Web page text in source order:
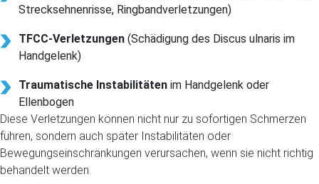
Strecksehnenrisse, Ringbandverletzungen)
TFCC-Verletzungen (Schädigung des Discus ulnaris im
Handgelenk)
Traumatische Instabilitäten im Handgelenk oder
Ellenbogen
Diese Verletzungen können nicht nur zu sofortigen Schmerzen
führen, sondern auch später Instabilitäten oder
Bewegungseinschränkungen verursachen, wenn sie nicht richtig
behandelt werden.